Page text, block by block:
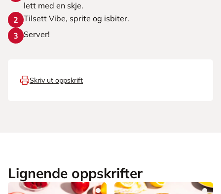
lett med en skje.
2 Tilsett Vibe, sprite og isbiter.
3
Server!
Skriv ut oppskrift
Lignende oppskrifter